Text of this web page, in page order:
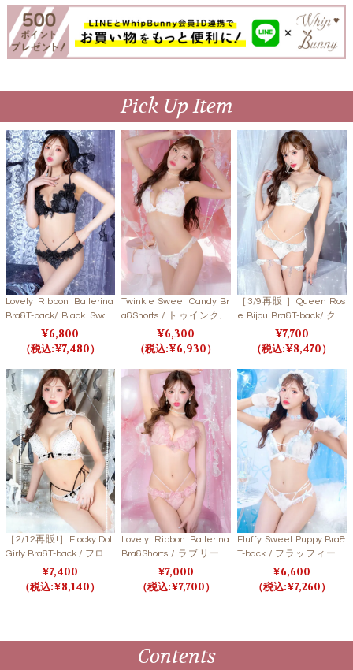
Pick Up Item
Lovely Ribbon Ballerina
Bra&T-back/ Black Swan
ラブリーリボンバレリー
ナブラ＆Tバック/ ブラッ
クスワン
6,800
7,480
Twinkle Sweet Candy Br
a&Shorts / トゥインクル
スイートキャンディブラ
＆ショーツ 【LB5500】
6,300
6,930
［3/9再販!］Queen Ros
e Bijou Bra&T-back/ クイ
ーンローズビジューブラ
＆Tバック
7,700
8,470
［2/12再販!］Flocky Dot
Girly Bra&T-back / フロッ
キードットガーリーブラ
＆Tバック 【LB5500】
7,400
8,140
Lovely Ribbon Ballerina
Bra&Shorts / ラブリーリ
ボンバレリーナブラ＆シ
ョーツ【LB5500】
7,000
7,700
Fluffy Sweet Puppy Bra&
T-back / フラッフィース
ウィートパピーブラ＆T
バック 【LB5500】
6,600
7,260
Contents